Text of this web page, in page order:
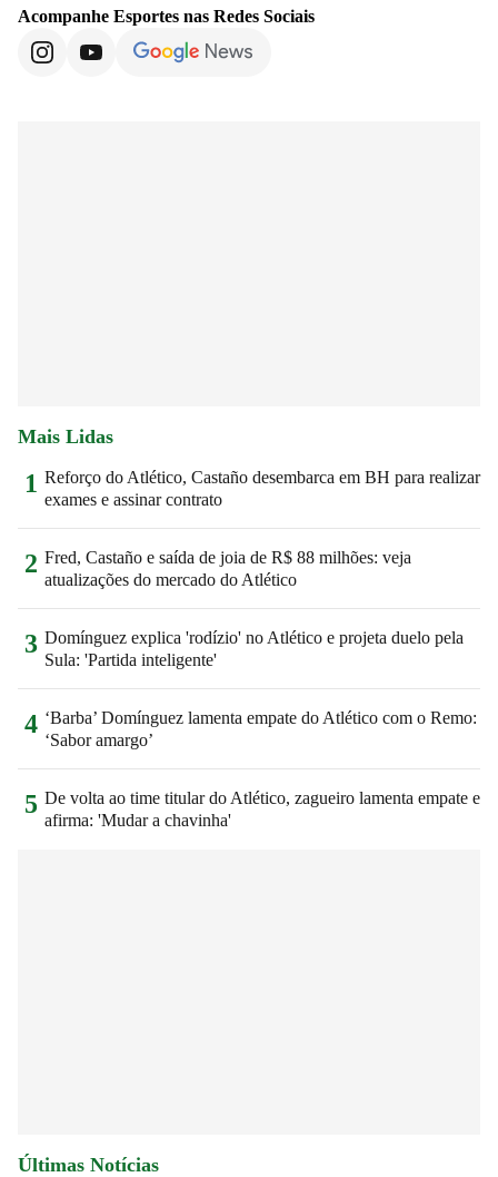
Acompanhe Esportes nas Redes Sociais
Mais Lidas
1 Reforço do Atlético, Castaño desembarca em BH para realizar
exames e assinar contrato
2 Fred, Castaño e saída de joia de R$ 88 milhões: veja
atualizações do mercado do Atlético
3 Domínguez explica 'rodízio' no Atlético e projeta duelo pela
Sula: 'Partida inteligente'
4 ‘Barba’ Domínguez lamenta empate do Atlético com o Remo:
‘Sabor amargo’
5 De volta ao time titular do Atlético, zagueiro lamenta empate e
afirma: 'Mudar a chavinha'
Últimas Notícias